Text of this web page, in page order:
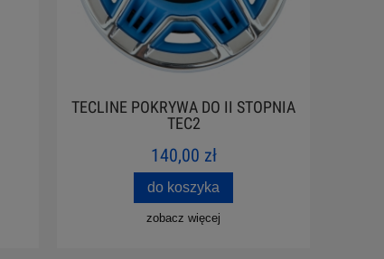
TECLINE POKRYWA DO II STOPNIA
TEC2
140,00 zł
do koszyka
zobacz więcej